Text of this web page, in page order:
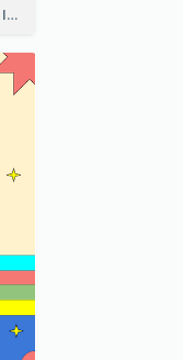
Pride Month Celebration Instagram Story Design